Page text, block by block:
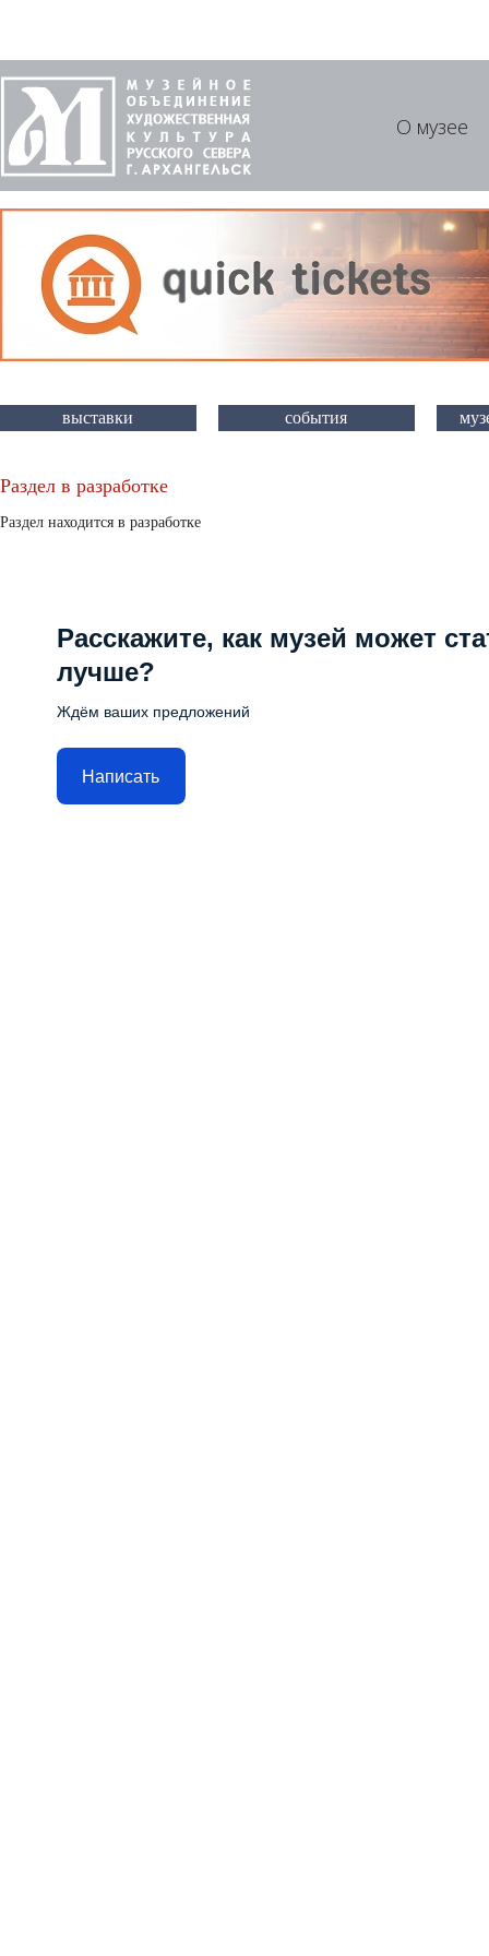
О музее
выставки события
Раздел в разработке
Раздел находится в разработке
Расскажите, как музей может
лучше?
Ждём ваших предложений
Написать